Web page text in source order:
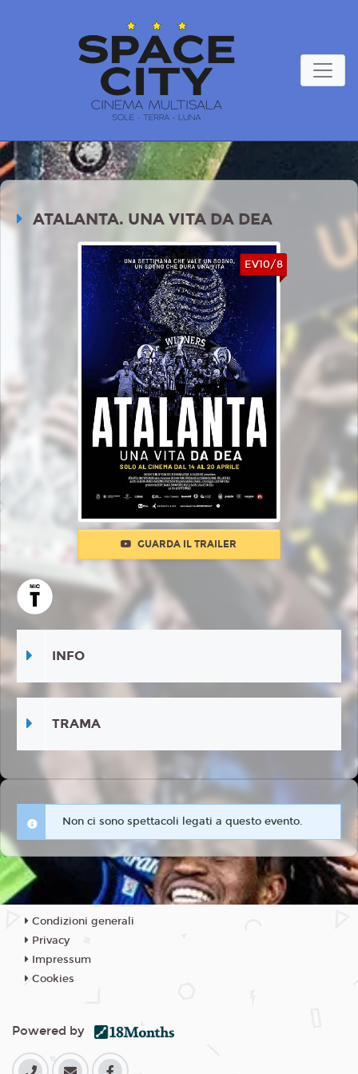
ATALANTA. UNA VITA DA DEA
EV10/8
GUARDA IL TRAILER
INFO
TRAMA
Non ci sono spettacoli legati a questo evento.
Condizioni generali
Privacy
Impressum
Cookies
Powered by